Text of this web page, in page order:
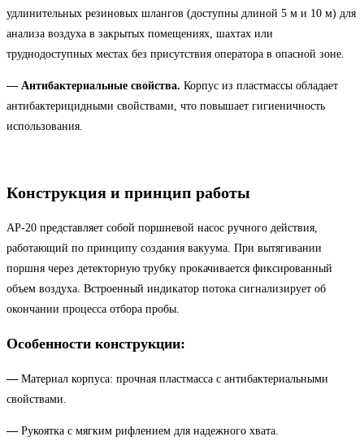
удлинительных резиновых шлангов (доступны длиной 5 м и 10 м) для
анализа воздуха в закрытых помещениях, шахтах или
труднодоступных местах без присутствия оператора в опасной зоне.
— Антибактериальные свойства. Корпус из пластмассы обладает
антибактерицидными свойствами, что повышает гигиеничность
использования.
Конструкция и принцип работы
АР-20 представляет собой поршневой насос ручного действия,
работающий по принципу создания вакуума. При вытягивании
поршня через детекторную трубку прокачивается фиксированный
объем воздуха. Встроенный индикатор потока сигнализирует об
окончании процесса отбора пробы.
Особенности конструкции:
— Материал корпуса: прочная пластмасса с антибактериальными
свойствами.
— Рукоятка с мягким рифлением для надежного хвата.